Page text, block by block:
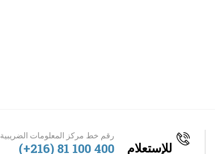
للإستعلام
رقم خط مركز المعلومات الضريبية
(+216) 81 100 400